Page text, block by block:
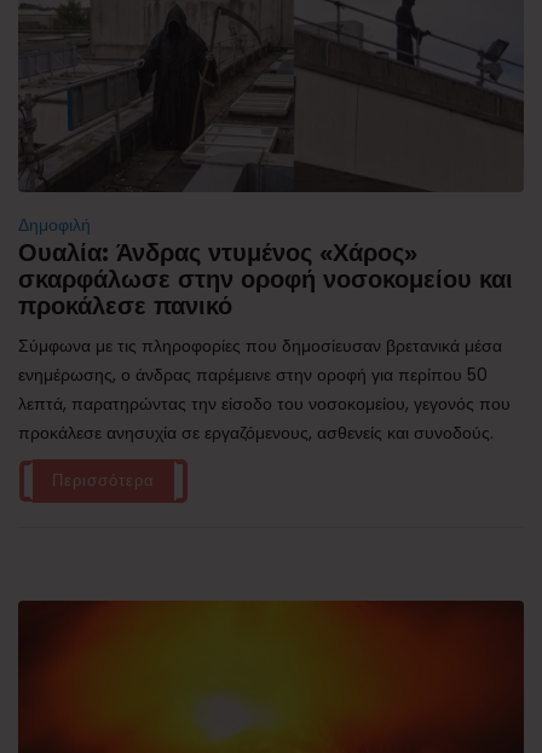
Δημοφιλή
Ουαλία: Άνδρας ντυμένος «Χάρος»
σκαρφάλωσε στην οροφή νοσοκομείου και
προκάλεσε πανικό
Σύμφωνα με τις πληροφορίες που δημοσίευσαν βρετανικά μέσα
ενημέρωσης, ο άνδρας παρέμεινε στην οροφή για περίπου 50
λεπτά, παρατηρώντας την είσοδο του νοσοκομείου, γεγονός που
προκάλεσε ανησυχία σε εργαζόμενους, ασθενείς και συνοδούς.
Περισσότερα